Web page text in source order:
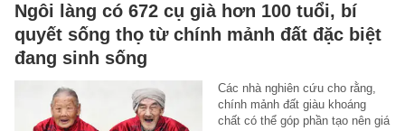
Ngôi làng có 672 cụ già hơn 100 tuổi, bí
quyết sống thọ từ chính mảnh đất đặc biệt
đang sinh sống
Các nhà nghiên cứu cho rằng,
chính mảnh đất giàu khoáng
chất có thể góp phần tạo nên giá